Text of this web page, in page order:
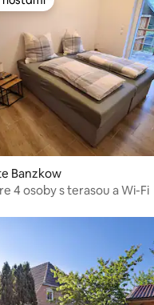
hosťami
Banzkow
4 osoby s terasou a Wi-Fi